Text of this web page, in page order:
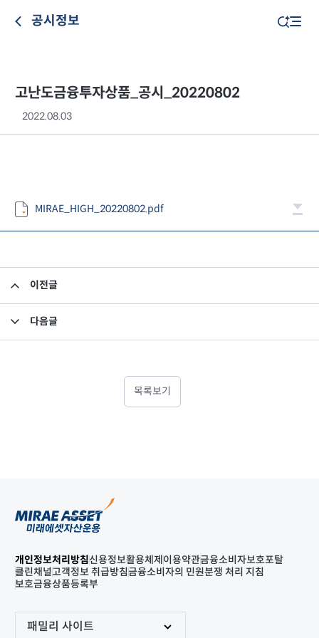
공시정보
고난도금융투자상품_공시_20220802
2022.08.03
MIRAE_HIGH_20220802.pdf
이전글
다음글
목록보기
개인정보처리방침신용정보활용체제 이용약관금융소비자보호포탈
클린채널고객정보 취급방침금융소비자의 민원분쟁 처리 지침
보호금융상품등록부
패밀리 사이트